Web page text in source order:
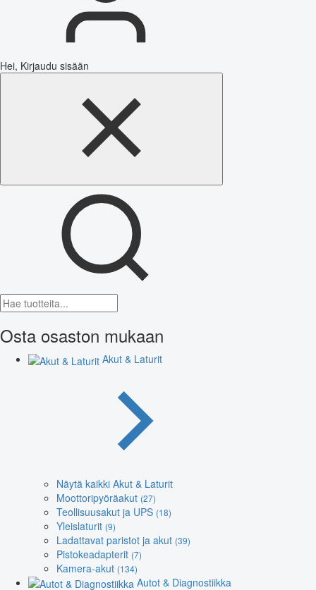
Hei, Kirjaudu sisään
Osta osaston mukaan
Akut & Laturit
Näytä kaikki Akut & Laturit
Moottoripyöräakut (27)
Teollisuusakut ja UPS (18)
Yleislaturit (9)
Ladattavat paristot ja akut (39)
Pistokeadapterit (7)
Kamera-akut (134)
Autot & Diagnostiikka